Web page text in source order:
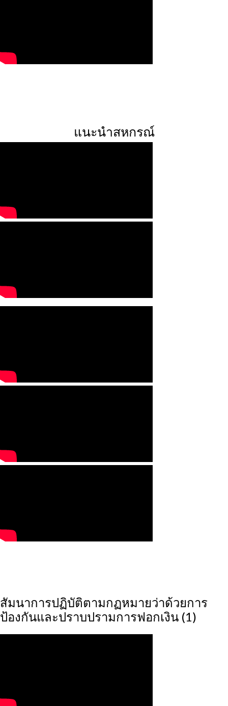
แนะนำสหกรณ์
สัมนาการปฏิบัติตามกฏหมายว่าด้วยการ
ป้องกันและปราบปรามการฟอกเงิน (1)